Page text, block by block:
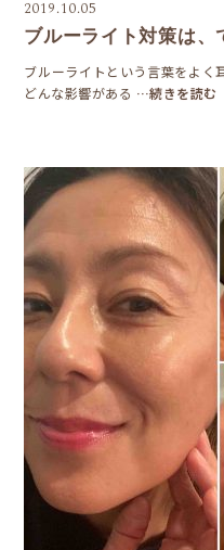
2019.10.05
ブルーライト対策は、
ブルーライトという言葉をよく
どんな影響がある …続きを読む